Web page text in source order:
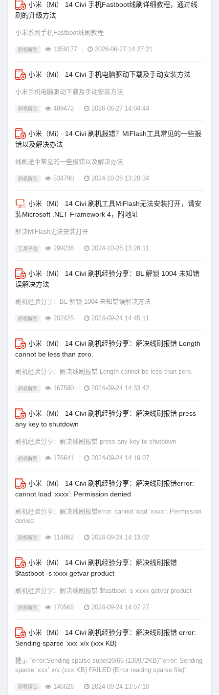
小米（Mi） 14 Civi 手机Fastboot线刷详细教程，通过线
刷的升级方法
小米系列手机Fastboot线刷教程
刷机解锁 1359177 2026-06-27 14:27:21
小米（Mi） 14 Civi 手机电脑驱动下载及手动安装方法
小米手机电脑驱动下载及手动安装方法
刷机解锁 489472 2026-06-27 14:04:44
小米（Mi） 14 Civi 刷机报错？MiFlash工具常见的一些报
错以及解决办法
线刷途中常见的一些报错以及解决办法
刷机解锁 534790 2024-10-28 13:28:34
小米（Mi） 14 Civi 刷机工具MiFlash无法安装打开，请安
装Microsoft .NET Framework 4，附地址
解决MiFlash无法安装打开
工具平台 299238 2024-10-28 13:28:11
小米（Mi） 14 Civi 刷机经验分享：BL 解锁 1004 未知错
误解决方法
刷机经验分享：BL 解锁 1004 未知错误解决方法
刷机解锁 202425 2024-09-24 14:45:11
小米（Mi） 14 Civi 刷机经验分享：解决线刷报错 Length
cannot be less than zero.
刷机经验分享：解决线刷报错 Length cannot be less than zero.
刷机解锁 167590 2024-09-24 14:33:42
小米（Mi） 14 Civi 刷机经验分享：解决线刷报错 press
any key to shutdown
刷机经验分享：解决线刷报错 press any key to shutdown
刷机解锁 176641 2024-09-24 14:19:07
小米（Mi） 14 Civi 刷机经验分享：解决线刷报错error:
cannot load ‘xxxx’: Permission denied
刷机经验分享：解决线刷报错error: cannot load ‘xxxx’: Permission
denied
刷机解锁 114862 2024-09-24 14:13:02
小米（Mi） 14 Civi 刷机经验分享：解决线刷报错
$fastboot -s xxxx getvar product
刷机经验分享：解决线刷报错 $fastboot -s xxxx getvar product
刷机解锁 170565 2024-09-24 14:07:27
小米（Mi） 14 Civi 刷机经验分享：解决线刷报错 error:
Sending sparse ‘xxx’ x/x (xxx KB)
提示 “error:Sending sparse super20/66 (130972KB)”“error: Sending
sparse ‘xxx’ x/x (xxx KB) FAILED (Error reading sparse file)”
刷机解锁 146626 2024-09-24 13:57:10